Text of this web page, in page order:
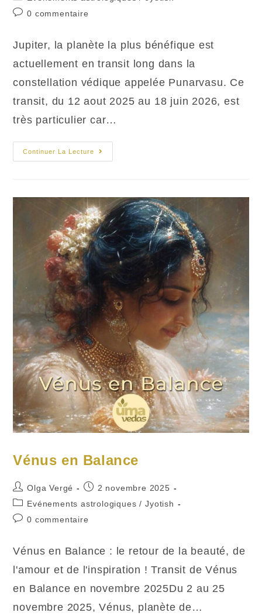
publication :
category:
Commentaires
publication :
0 commentaire
Jupiter, la planète la plus bénéfique est
actuellement en transit long dans la
constellation védique appelée Punarvasu​. Ce
transit, du 12 aout 2025 au 18 juin 2026, est
très particulier car…
Continuer La Lecture
Jupiter
En
Vénus en Balance
Auteur/autrice
de
la
publication :
Olga Vergé
Publication
publiée :
2 novembre 2025
Post
category:
Evénements astrologiques / Jyotish
Commentaires
publication :
0 commentaire
​Vénus en Balance : le retour de la beauté, de
l'amour et de l'inspiration ! Transit de Vénus
en Balance en novembre 2025Du 2 au 25
novembre 2025, Vénus, planète de…